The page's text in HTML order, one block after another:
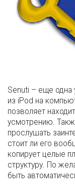
Senuti – еще одна
из iPod на
позволяет
усмотрению.
прослушать
стоит ли его
копирует целые
структуру. По
быть